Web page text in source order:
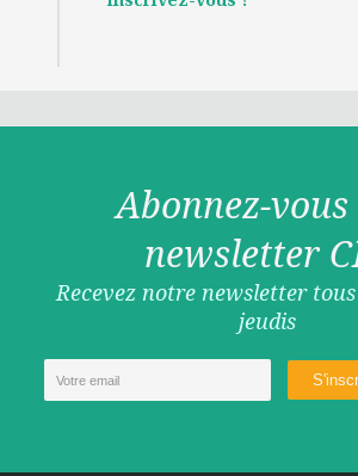
Abonnez-
newsletter
Recevez notre newsletter
jeudis